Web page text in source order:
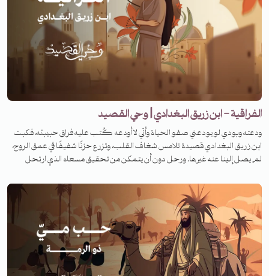
الفراقية - ابن زريق البغدادي | وحي القصيد
ودعته وبودي لو يودعني صفو الحياة وأنّي لا أودعه كُتب عليه فراق حبيبته، فكبت
ابن زريق البغدادي قصيدة تلامس شغاف القلب، وتزرع حزنًا شفيفًا في عمق الروح،
لم يصل إلينا عنه غيرها. ورحل دون أن يتمكن من تحقيق مسعاه الذي ارتحل
منصات تنوين بودكاست في برنامج وحي القصيد. للرعاية والإعلان الرجاء التواصل
https://www.tanwenmedia.com/ تابعونا عبر شبكات التواصل الاجتماعي
Facebook: https://www.facebook.com/Tanwenmedia İnstagram:
https://www.instagram.com/tanwenmedia Twitter:
https://twitter.com/Tanwenmedia Soundcloud:
https://soundcloud.com/tanwenmedia